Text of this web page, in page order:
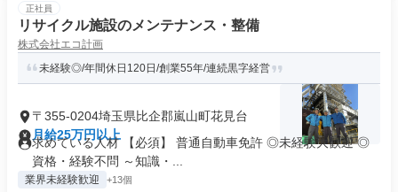
正社員
リサイクル施設のメンテナンス・整備
株式会社エコ計画
未経験◎/年間休日120日/創業55年/連続黒字経営
〒355-0204埼玉県比企郡嵐山町花見台
月給25万円以上
求めている人材 【必須】 普通自動車免許 ◎未経験大歓迎 ◎
資格・経験不問 ～知識・...
業界未経験歓迎 +13個